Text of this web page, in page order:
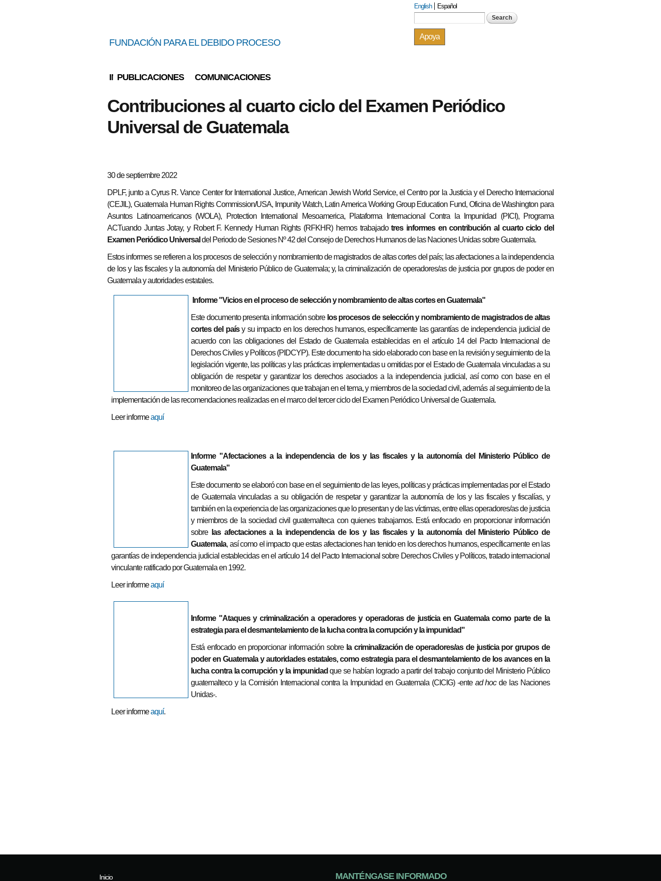
FUNDACIÓN PARA EL DEBIDO PROCESO
English Español
Search form
Apoya
INICIO
PUBLICACIONES COMUNICACIONES
You are here
Contribuciones al cuarto ciclo del Examen Periódico
Universal de Guatemala
30 de septiembre 2022
DPLF, junto a Cyrus R. Vance Center for International Justice, American Jewish World Service, el Centro por la Justicia y el Derecho Internacional
(CEJIL), Guatemala Human Rights Commission/USA, Impunity Watch, Latin America Working Group Education Fund, Oficina de Washington para
Asuntos Latinoamericanos (WOLA), Protection International Mesoamerica, Plataforma Internacional Contra la Impunidad (PICI), Programa
ACTuando Juntas Jotay, y Robert F. Kennedy Human Rights (RFKHR) hemos trabajadotres informes en contribución al cuarto ciclo del
Examen Periódico Universal del Periodo de Sesiones Nº 42 del Consejo de Derechos Humanos de las Naciones Unidas sobre Guatemala.
Estos informes se refieren a los procesos de selección y nombramiento de magistrados de altas cortes del país; las afectaciones a la independencia
de los y las fiscales y la autonomía del Ministerio Público de Guatemala; y, la criminalización de operadores/as de justicia por grupos de poder en
Guatemala y autoridades estatales.
Informe "Vicios en el proceso de selección y nombramiento de altas cortes en Guatemala"
Este documento presenta información sobre los procesos de selección y nombramiento de magistrados de altas
cortes del paísy su impacto en los derechos humanos, específicamente las garantías de independencia judicial de
acuerdo con las obligaciones del Estado de Guatemala establecidas en el artículo 14 del Pacto Internacional de
Derechos Civiles y Políticos (PIDCYP). Este documento ha sido elaborado con base en la revisión y seguimiento de la
legislación vigente, las políticas y las prácticas implementadas u omitidas por el Estado de Guatemala vinculadas a su
obligación de respetar y garantizar los derechos asociados a la independencia judicial, así como con base en el
monitoreo de las organizaciones que trabajan en el tema, y miembros de la sociedad civil, además al seguimiento de la
implementación de las recomendaciones realizadas en el marco del tercer ciclo del Examen Periódico Universal de Guatemala.
Leer informeaquí
Informe "Afectaciones a la independencia de los y las fiscales y la autonomía del Ministerio Público de
Guatemala"
Este documento se elaboró con base en el seguimiento de las leyes, políticas y prácticas implementadas por el Estado
de Guatemala vinculadas a su obligación de respetar y garantizar la autonomía de los y las fiscales y fiscalías, y
también en la experiencia de las organizaciones que lo presentan y de las víctimas, entre ellas operadores/as de justicia
y miembros de la sociedad civil guatemalteca con quienes trabajamos. Está enfocado en proporcionar información
sobre las afectaciones a la independencia de los y las fiscales y la autonomía del Ministerio Público de
Guatemala, así como el impacto que estas afectaciones han tenido en los derechos humanos, específicamente en las
garantías de independencia judicial establecidas en el artículo 14 del Pacto Internacional sobre Derechos Civiles y Políticos, tratado internacional
vinculante ratificado por Guatemala en 1992.
Leer informeaquí
Informe "Ataques y criminalización a operadores y operadoras de justicia en Guatemala como parte de la
estrategia para el desmantelamiento de la lucha contra la corrupción y la impunidad"
Está enfocado en proporcionar información sobre la criminalización de operadores/as de justicia por grupos de
poder en Guatemala y autoridades estatales, como estrategia para el desmantelamiento de los avances en la
lucha contra la corrupción y la impunidadque se habían logrado a partir del trabajo conjunto del Ministerio Público
guatemalteco y la Comisión Internacional contra la Impunidad en Guatemala (CICIG) -ente ad hocde las Naciones
Unidas-.
Leer informeaquí.
Inicio MANTÉNGASE INFORMADO